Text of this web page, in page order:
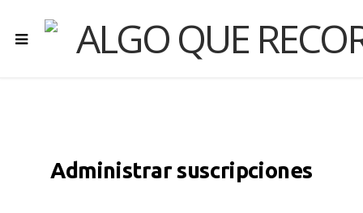
Administrar suscripciones